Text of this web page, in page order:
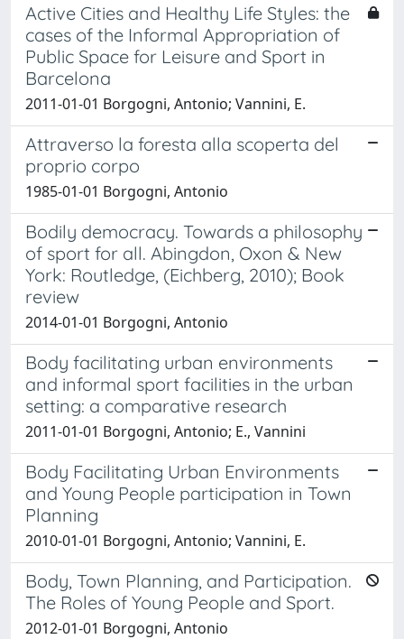
Active Cities and Healthy Life Styles: the
cases of the Informal Appropriation of
Public Space for Leisure and Sport in
Barcelona
2011-01-01 Borgogni, Antonio; Vannini, E.
Attraverso la foresta alla scoperta del
proprio corpo
1985-01-01 Borgogni, Antonio
Bodily democracy. Towards a philosophy
of sport for all. Abingdon, Oxon & New
York: Routledge, (Eichberg, 2010); Book
review
2014-01-01 Borgogni, Antonio
Body facilitating urban environments
and informal sport facilities in the urban
setting: a comparative research
2011-01-01 Borgogni, Antonio; E., Vannini
Body Facilitating Urban Environments
and Young People participation in Town
Planning
2010-01-01 Borgogni, Antonio; Vannini, E.
Body, Town Planning, and Participation.
The Roles of Young People and Sport.
2012-01-01 Borgogni, Antonio